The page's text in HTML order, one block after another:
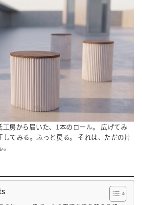
工房から届いた、1本のロール。 広げてみ
してみる。ふっと戻る。 それは、ただの片